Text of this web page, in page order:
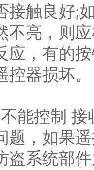
接触良好;
不亮，则
应，有的
器损坏。
控制 接
题，如果
盗系统部